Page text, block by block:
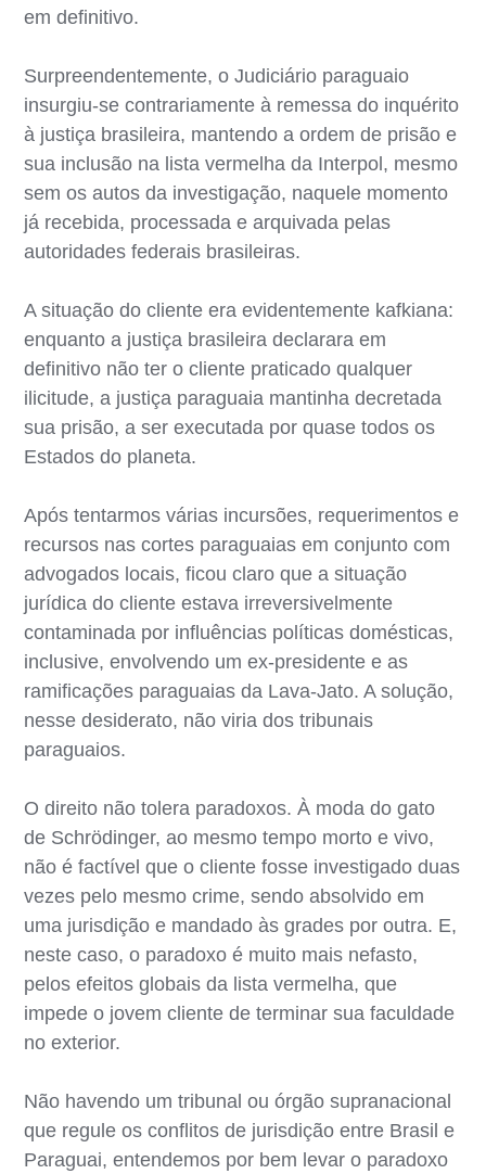
em definitivo.
Surpreendentemente, o Judiciário paraguaio
insurgiu-se contrariamente à remessa do inquérito
à justiça brasileira, mantendo a ordem de prisão e
sua inclusão na lista vermelha da Interpol, mesmo
sem os autos da investigação, naquele momento
já recebida, processada e arquivada pelas
autoridades federais brasileiras.
A situação do cliente era evidentemente kafkiana:
enquanto a justiça brasileira declarara em
definitivo não ter o cliente praticado qualquer
ilicitude, a justiça paraguaia mantinha decretada
sua prisão, a ser executada por quase todos os
Estados do planeta.
Após tentarmos várias incursões, requerimentos e
recursos nas cortes paraguaias em conjunto com
advogados locais, ficou claro que a situação
jurídica do cliente estava irreversivelmente
contaminada por influências políticas domésticas,
inclusive, envolvendo um ex-presidente e as
ramificações paraguaias da Lava-Jato. A solução,
nesse desiderato, não viria dos tribunais
paraguaios.
O direito não tolera paradoxos. À moda do gato
de Schrödinger, ao mesmo tempo morto e vivo,
não é factível que o cliente fosse investigado duas
vezes pelo mesmo crime, sendo absolvido em
uma jurisdição e mandado às grades por outra. E,
neste caso, o paradoxo é muito mais nefasto,
pelos efeitos globais da lista vermelha, que
impede o jovem cliente de terminar sua faculdade
no exterior.
Não havendo um tribunal ou órgão supranacional
que regule os conflitos de jurisdição entre Brasil e
Paraguai, entendemos por bem levar o paradoxo